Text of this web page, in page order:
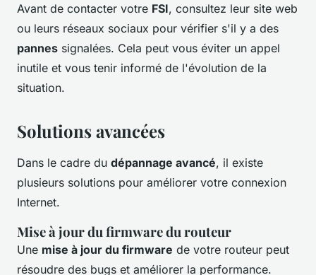
Avant de contacter votre FSI, consultez leur site web
ou leurs réseaux sociaux pour vérifier s'il y a des
pannes signalées. Cela peut vous éviter un appel
inutile et vous tenir informé de l'évolution de la
situation.
Solutions avancées
Dans le cadre du dépannage avancé, il existe
plusieurs solutions pour améliorer votre connexion
Internet.
Mise à jour du firmware du routeur
Une mise à jour du firmware de votre routeur peut
résoudre des bugs et améliorer la performance.